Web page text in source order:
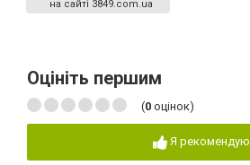
на сайті 3849.com.ua
Оцініть першим
(0 оцінок)
Я рекомендую